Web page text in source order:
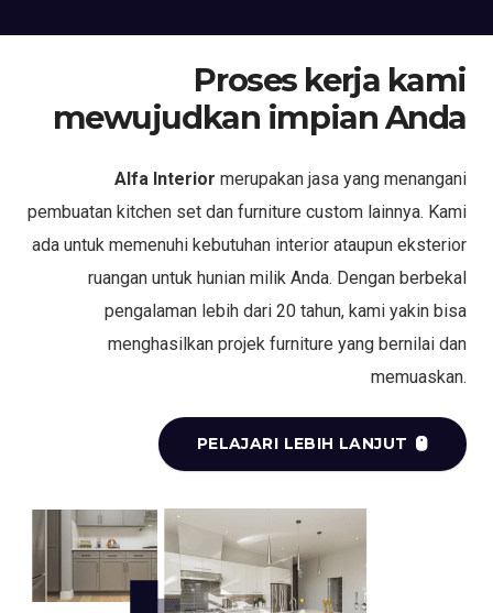
Proses kerja kami
mewujudkan impian Anda
Alfa Interior merupakan jasa yang menangani
pembuatan kitchen set dan furniture custom lainnya. Kami
ada untuk memenuhi kebutuhan interior ataupun eksterior
ruangan untuk hunian milik Anda. Dengan berbekal
pengalaman lebih dari 20 tahun, kami yakin bisa
menghasilkan projek furniture yang bernilai dan
memuaskan.
PELAJARI LEBIH LANJUT